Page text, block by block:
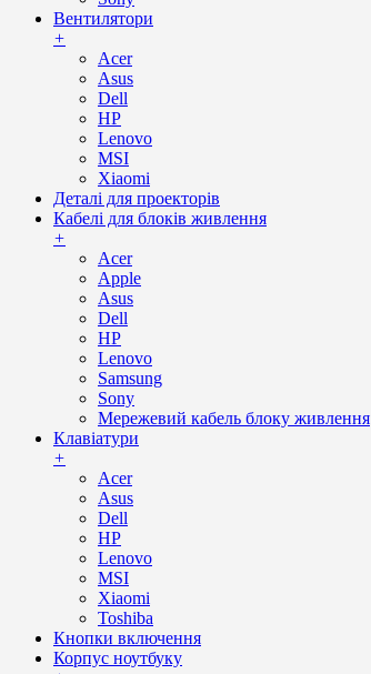
Вентилятори
+
Acer
Asus
Dell
HP
Lenovo
MSI
Xiaomi
Деталі для проекторів
Кабелі для блоків живлення
+
Acer
Apple
Asus
Dell
HP
Lenovo
Samsung
Sony
Мережевий кабель блоку живлення
Клавіатури
+
Acer
Asus
Dell
HP
Lenovo
MSI
Xiaomi
Toshiba
Кнопки включення
Корпус ноутбуку